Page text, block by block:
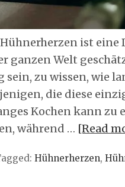
ist eine
ganzen Welt
sein, zu wissen, wie
die diese
Kochen kann
während … [Read
Hühnerherzen,